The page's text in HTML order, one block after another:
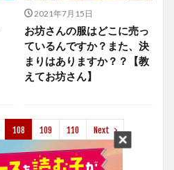
2021年7月15日
お坊さんの服はどこに売っ
ているんですか？また、決
まりはありますか？？【教
えてお坊さん】
108 109 110 Next